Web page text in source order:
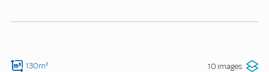
130m² 10 images